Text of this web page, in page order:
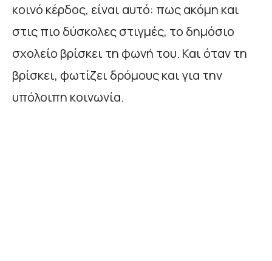
κοινό κέρδος, είναι αυτό: πως ακόμη και
στις πιο δύσκολες στιγμές, το δημόσιο
σχολείο βρίσκει τη φωνή του. Και όταν τη
βρίσκει, φωτίζει δρόμους και για την
υπόλοιπη κοινωνία.